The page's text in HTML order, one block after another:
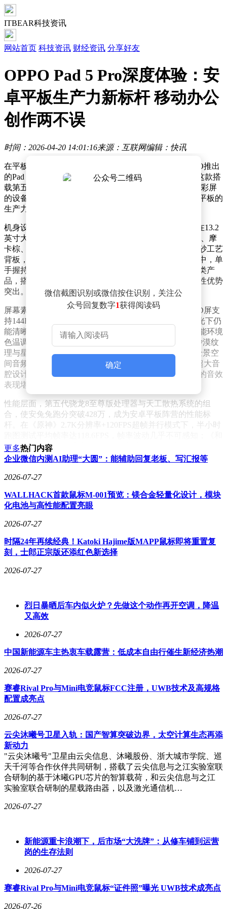
ITBEAR科技资讯
网站首页 科技资讯 财经资讯 分享好友
OPPO Pad 5 Pro深度体验：安
卓平板生产力新标杆 移动办公
创作两不误
时间：2026-04-20 14:01:16来源：互联网编辑：快讯
在平板电脑与笔记本电脑的边界日益模糊的今天，OPPO推出
的Pad 5 Pro以“移动生产力工具”的定位引发市场关注。这款搭
载第五代骁龙8至尊版处理器、配备13.2英寸3.4K超清原彩屏
的设备，试图通过硬件革新与系统优化，重新定义安卓平板的
生产力上限。
机身设计上，OPPO Pad 5 Pro突破传统平板的厚重感，在13.2
英寸大屏下将重量控制在672g，厚度仅5.94mm。晨曦金、摩
卡棕、莫奈紫三种配色采用低饱和度设计，配合金属磨砂工艺
背板，既避免指纹沾染，又呈现出高级质感。实际测试中，单
手握持浏览文档或观看视频时，手腕疲劳感显著低于同类产
品，搭配悬浮键盘后的总重量仍优于主流轻薄本，便携性优势
突出。
屏幕素质是该设备的一大亮点。3392×2400分辨率的LCD屏支
持144Hz高刷、1000nits峰值亮度及1500:1对比度，在强光下仍
能清晰显示内容，暗光环境中则通过硬件级低蓝光与智能环境
色温调节技术缓解视觉疲劳。实测观看《沙丘2》时，沙漠纹
理与星空细节层次分明，配合8颗分布式扬声器带来的全景空
间音频，营造出沉浸式观影体验。音频系统采用9.68cc超大音
腔设计，支持高低音分频与声场拓展技术，高铁上追剧的音效
表现堪比私人影院。
性能层面，第五代骁龙8至尊版处理器与天工散热系统的组
合，使安兔兔跑分突破428万，成为安卓平板阵营的性能标
杆。在《原神》2.7K分辨率+120FPS超帧并行模式下，半小时
平精英》开启超画模式后，3.4K分辨率与144Hz高帧率下，人
物服饰纹理与建筑细节显著提升，触控响应速度通过灵犀技术
心生产力工具。用户可自由缩放、拖拽、叠加应用窗口，支持
无级缩放与单应用多开，四指手势操作实现快速布局切换。文
硬盘时可直接通过Dock栏管理文件，跨设备拖拽传输效率较
传统方式提升数倍。PC拓展屏功能允许平板作为电脑第二屏
使用，配合OPPO AI手写笔还可充当数位板，满足专业创作需
本水准，超大触控板支持Mac级手势操作。近场键鼠共享功能
实现一套键鼠同时控制平板与电脑，远控电脑功能则支持远程
访问Mac/Windows文件，实测户外通过平板修改办公室文档的
延迟控制在可接受范围内。
创作领域，小布AI的接入大幅简化文案生成流程，用户输
附带分镜脚本与拍摄建议。剪映专业版的适配使移动端视频剪
辑接近PC体验，支持4K 120帧剪辑与多轨道操作，配合AI手
写笔可完成精细画面裁切。AI随心圈功能通过笔尖圈选屏幕
内容实现快速提取，圈选数据图表可一键转换为可编辑表格；
AI妙绘则能将草图转化为艺术插画，支持水彩、马克笔等多
续航方面，13380mAh电池与67W快充的组合，在连续办公3小
时或游戏2小时后仍剩余30%电量，彻底消除用户对大屏设备
续航的焦虑。从移动办公到专业创作，再到影音娱乐，OPPO
Pad 5 Pro通过硬件、系统与生态的协同，在平板电脑与笔记本
电脑的交叉地带开辟出新的市场空间。
微信截图识别或微信按住识别，关注公
众号回复数字1获得阅读码
确定
更多热门内容
企业微信内测AI助理“大圆”：能辅助回复老板、写汇报等
2026-07-27
WALLHACK首款鼠标M-001预览：镁合金轻量化设计，模块
化电池与高性能配置亮眼
2026-07-27
时隔24年再续经典！Katoki Hajime版MAPP鼠标即将重置复
刻，士郎正宗版还添红色新选择
2026-07-27
烈日暴晒后车内似火炉？先做这个动作再开空调，降温
又高效
2026-07-27
中国新能源车主热衷车载露营：低成本自由行催生新经济热潮
2026-07-27
赛睿Rival Pro与Mini电竞鼠标FCC注册，UWB技术及高规格
配置成亮点
2026-07-27
云尖沐曦号卫星入轨：国产智算突破边界，太空计算生态再添
新动力
"云尖沐曦号"卫星由云尖信息、沐曦股份、浙大城市学院、巡
天千河等合作伙伴共同研制，搭载了云尖信息与之江实验室联
合研制的基于沐曦GPU芯片的智算载荷，和云尖信息与之江
实验室联合研制的星载路由器，以及激光通信机…
2026-07-27
新能源重卡浪潮下，后市场“大洗牌”：从修车铺到运营
岗的生存法则
2026-07-27
赛睿Rival Pro与Mini电竞鼠标“证件照”曝光 UWB技术成亮点
2026-07-26